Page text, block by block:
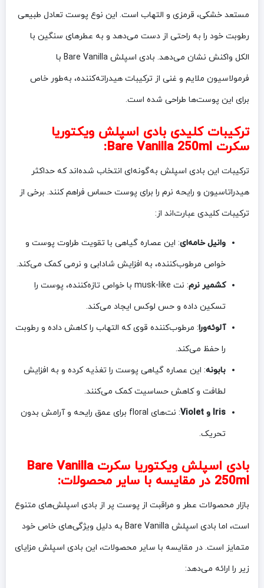
مستعد خشکی، قرمزی و التهاب است. این نوع پوست تعادل طبیعی
رطوبت خود را به راحتی از دست می‌دهد و به عطرهای سنگین با
الکل واکنش نشان می‌دهد. بادی اسپلش Bare Vanilla با
فرمولاسیون ملایم و غنی از ترکیبات هیدراته‌کننده، به‌طور خاص
برای این پوست‌ها طراحی شده است.
ترکیبات کلیدی بادی اسپلش ویکتوریا
سکرت Bare Vanilla 250ml:
ترکیبات این بادی اسپلش به‌گونه‌ای انتخاب شده‌اند که حداکثر
هیدراتاسیون و رایحه نرم را برای پوست حساس فراهم کنند. برخی از
ترکیبات کلیدی عبارت‌اند از:
وانیل خامه‌ای: این عصاره گیاهی با تقویت طراوت پوست و
خواص مرطوب‌کننده، به افزایش شادابی و نرمی کمک می‌کند.
کشمیر نرم
: نت musk-like با خواص تازه‌کننده، پوست را
تسکین داده و حس لوکس ایجاد می‌کند.
آلوئه‌ورا: مرطوب‌کننده قوی که التهاب را کاهش داده و رطوبت
را حفظ می‌کند.
بابونه: این عصاره گیاهی پوست را تغذیه کرده و به افزایش
لطافت و کاهش حساسیت کمک می‌کنند.
Iris و Violet
: نت‌های floral برای عمق رایحه و آرامش بدون
تحریک.
بادی اسپلش ویکتوریا سکرت Bare Vanilla
250ml در مقایسه با سایر محصولات:
بازار محصولات عطر و مراقبت از پوست پر از بادی اسپلش‌های متنوع
است، اما بادی اسپلش Bare Vanilla به دلیل ویژگی‌های خاص خود
متمایز است. در مقایسه با سایر محصولات، این بادی اسپلش مزایای
زیر را ارائه می‌دهد: